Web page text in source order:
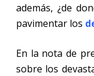
además, ¿de
pavimentar los
En la nota de
sobre los